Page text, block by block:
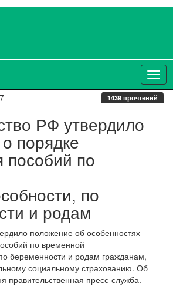
1439 прочтений
РФ утвердило
порядке
пособий по
по
и родам
положение об особенностях
по временной
беременности и родам гражданам,
социальному страхованию. Об
правительственная пресс-служба.